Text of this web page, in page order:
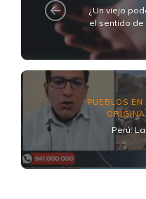
¿Un viejo
el sentido de
PUEBLOS
Perú: